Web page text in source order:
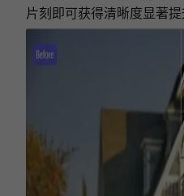
片刻即可获得清晰度显著提